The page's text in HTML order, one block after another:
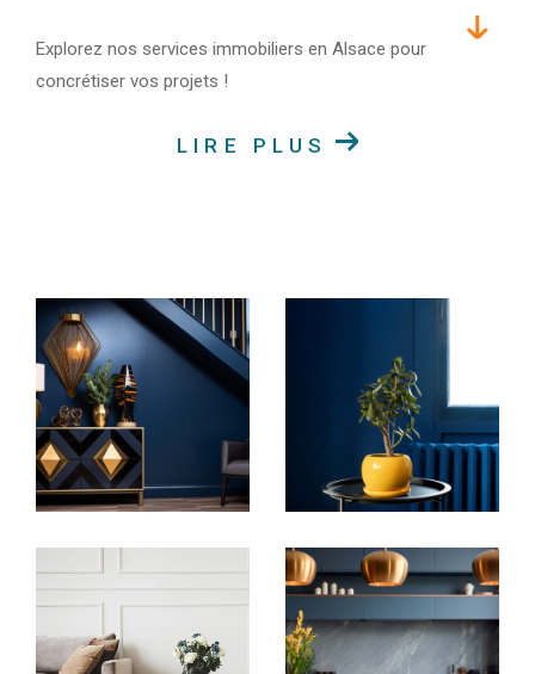
Explorez nos services immobiliers en Alsace pour
concrétiser vos projets !
Achat immobilier en Alsace
ou le duplex spacieux qui correspond à vos critères.
Notre vaste sélection de biens immobiliers à vendre
couvre une variété de goûts et de budgets. Nous
nous engageons à vous offrir un service
personnalisé pour vous accompagner à chaque
étape de votre projet d'achat immobilier.
Si la location est votre préférence, explorez nos
biens immobiliers disponibles à la location en Alsace.
Que vous recherchiez un appartement spacieux ou
LIRE PLUS